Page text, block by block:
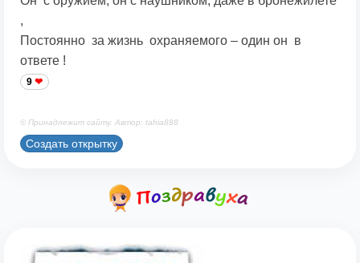
,
Постоянно за жизнь охраняемого – один он в
ответе !
9
© Принадлежит сайту. Автор: tahia888
Создать открытку